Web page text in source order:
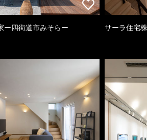
ー四街道市みそらー サーラ住宅